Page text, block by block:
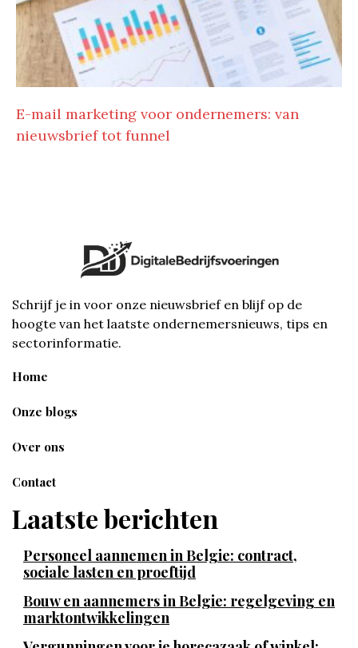
E-mail marketing voor ondernemers: van
nieuwsbrief tot funnel
Schrijf je in voor onze nieuwsbrief en blijf op de
hoogte van het laatste ondernemersnieuws, tips en
sectorinformatie.
Home
Onze blogs
Over ons
Contact
Laatste berichten
Personeel aannemen in Belgie: contract,
sociale lasten en proeftijd
Bouw en aannemers in Belgie: regelgeving en
marktontwikkelingen